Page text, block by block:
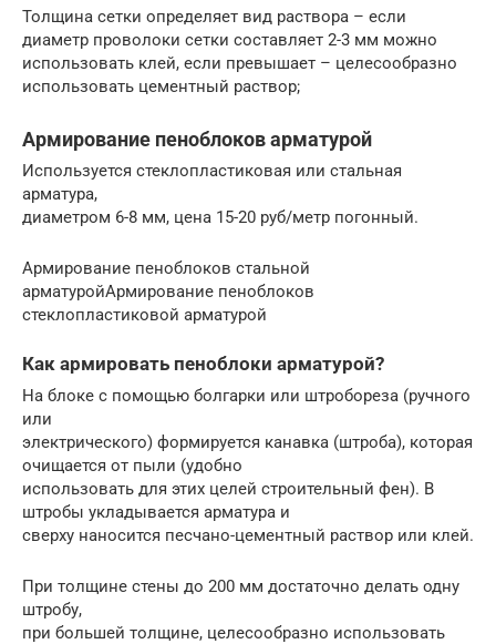
Толщина сетки определяет вид раствора – если
диаметр проволоки сетки составляет 2-3 мм можно
использовать клей, если превышает – целесообразно
использовать цементный раствор;
Армирование пеноблоков арматурой
Используется стеклопластиковая или стальная
арматура,
диаметром 6-8 мм, цена 15-20 руб/метр погонный.
Армирование пеноблоков стальной
арматуройАрмирование пеноблоков
стеклопластиковой арматурой
Как армировать пеноблоки арматурой?
На блоке с помощью болгарки или штробореза (ручного
или
электрического) формируется канавка (штроба), которая
очищается от пыли (удобно
использовать для этих целей строительный фен). В
штробы укладывается арматура и
сверху наносится песчано-цементный раствор или клей.
При толщине стены до 200 мм достаточно делать одну
штробу,
при большей толщине, целесообразно использовать